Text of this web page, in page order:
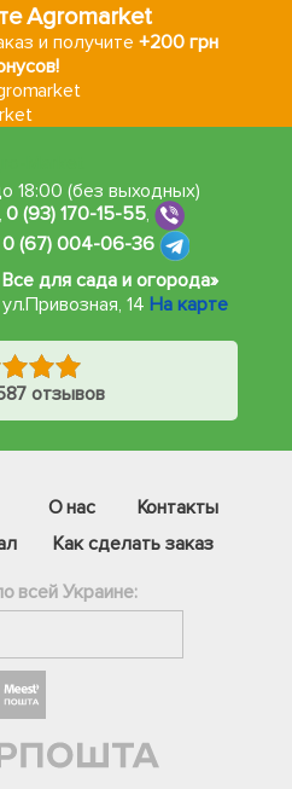
Agromarket
и получите +200 грн
18:00 (без выходных)
0 (93) 170-15-55,
0 (67) 004-06-36
для сада и огорода»
ул.Привозная, 14 На карте
отзывов
О нас
Контакты
Как сделать заказ
всей Украине:
Інстаграм